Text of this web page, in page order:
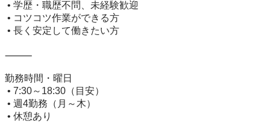
⸻
勤務時間・曜日